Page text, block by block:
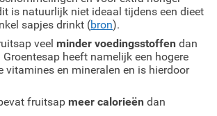
is natuurlijk niet ideaal tijdens een dieet
sapjes drinkt (bron).
veel minder voedingsstoffen dan
heeft namelijk een hogere
vitamines en mineralen en is hierdoor
fruitsap meer calorieën dan